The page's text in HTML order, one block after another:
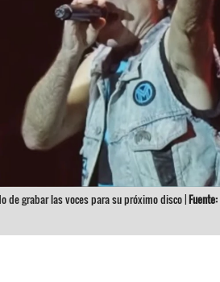
de grabar las voces para su próximo disco |Fuente: